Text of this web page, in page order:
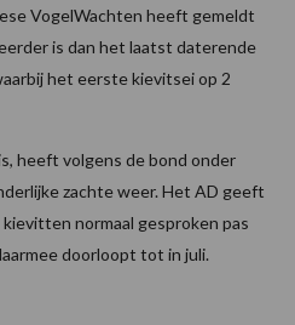
VogelWachten heeft gemeldt
is dan het laatst daterende
het eerste kievitsei op 2
heeft volgens de bond onder
zachte weer. Het AD geeft
normaal gesproken pas
doorloopt tot in juli.